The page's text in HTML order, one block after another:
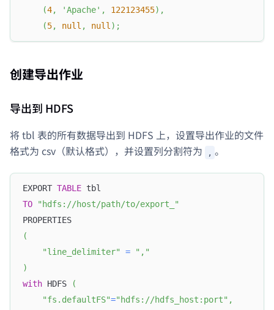
(4, 'Apache' , 122123455) ,
(5, null , null) ;
创建导出作业
导出到 HDFS
将 tbl 表的所有数据导出到 HDFS 上，设置导出作业的文件
格式为 csv（默认格式），并设置列分割符为
, 。
EXPORT TABLE tbl
TO
"hdfs://host/path/to/export_"
PROPERTIES
(
"line_delimiter"
=
","
)
with HDFS
(
"fs.defaultFS"="hdfs://hdfs_host:port" ,